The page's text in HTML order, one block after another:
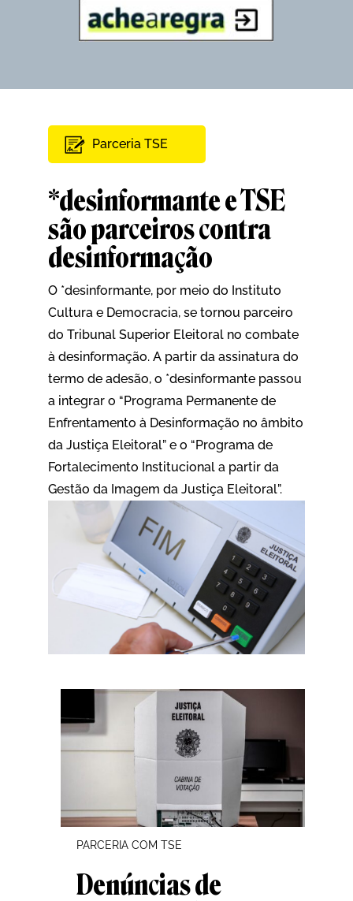
Parceria TSE
*desinformante e TSE
são parceiros contra
desinformação
O *desinformante, por meio do Instituto
Cultura e Democracia, se tornou parceiro
do Tribunal Superior Eleitoral no combate
à desinformação. A partir da assinatura do
termo de adesão, o *desinformante passou
a integrar o “Programa Permanente de
Enfrentamento à Desinformação no âmbito
da Justiça Eleitoral” e o “Programa de
Fortalecimento Institucional a partir da
Gestão da Imagem da Justiça Eleitoral”.
PARCERIA COM TSE
Denúncias de